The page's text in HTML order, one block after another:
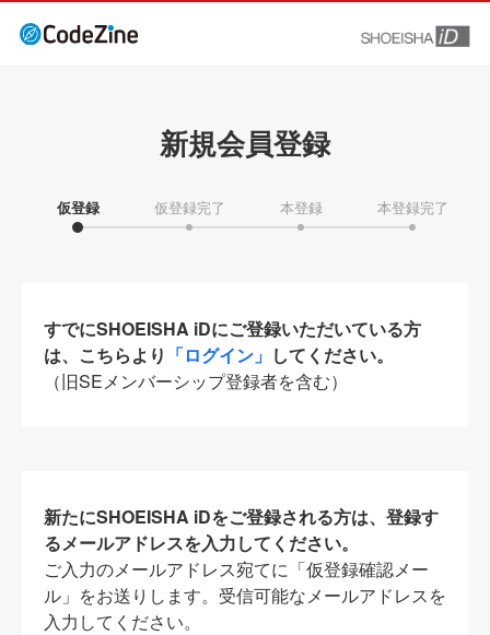
新規会員登録
仮登録 仮登録完了 本登録 本登録完了
すでにSHOEISHA iDにご登録いただいている方
は、こちらより 「ログイン」 してください。
（旧SEメンバーシップ登録者を含む）
新たにSHOEISHA iDをご登録される方は、登録す
るメールアドレスを入力してください。
ご入力のメールアドレス宛てに「仮登録確認メー
ル」をお送りします。受信可能なメールアドレスを
入力してください。